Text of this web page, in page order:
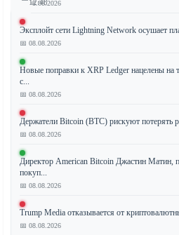
12:48
Биткоин
(BTC)
сохраняет
выше
отметки
$60,000,
демонстрируя
устойчивость
на
фоне
резкого
📅 08.08.2026
Эксплойт сети Lightning Network осушает
📅 08.08.2026
Новые поправки к XRP Ledger нацелены на
с...
📅 08.08.2026
Держатели Bitcoin (BTC) рискуют потерять
📅 08.08.2026
Директор American Bitcoin Джастин Матин,
покуп...
📅 08.08.2026
Trump Media отказывается от
📅 08.08.2026